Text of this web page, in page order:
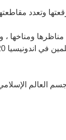
وتعدد
مناظرها
العالم